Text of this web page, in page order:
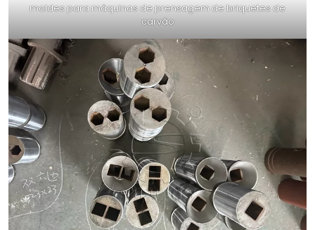
moldes para máquinas de prensagem de briquetes de
carvão